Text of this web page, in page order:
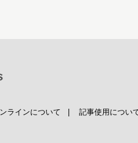
ラインについて 記事使用につい